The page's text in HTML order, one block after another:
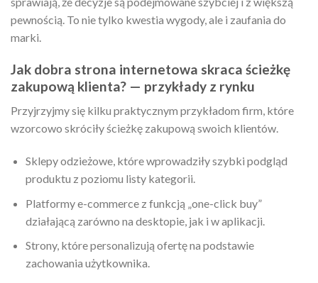
pewnością. To nie tylko kwestia wygody, ale i zaufania do
marki.
Jak dobra strona internetowa skraca ścieżkę
zakupową klienta? — przykłady z rynku
Przyjrzyjmy się kilku praktycznym przykładom firm, które
wzorcowo skróciły ścieżkę zakupową swoich klientów.
Sklepy odzieżowe, które wprowadziły szybki podgląd
produktu z poziomu listy kategorii.
Platformy e-commerce z funkcją „one-click buy”
działającą zarówno na desktopie, jak i w aplikacji.
Strony, które personalizują ofertę na podstawie
zachowania użytkownika.